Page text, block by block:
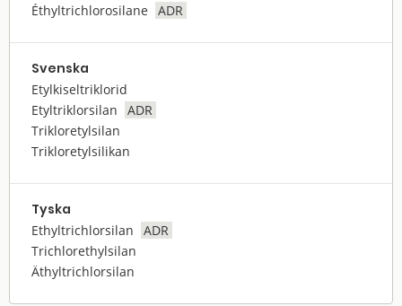
Éthyltrichlorosilane ADR
Svenska
Etylkiseltriklorid
Etyltriklorsilan
ADR
Trikloretylsilan
Trikloretylsilikan
Tyska
Ethyltrichlorsilan
ADR
Trichlorethylsilan
Äthyltrichlorsilan